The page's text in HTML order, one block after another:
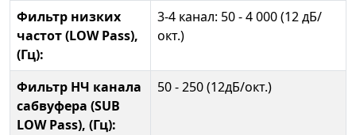
Фильтр низких
частот (LOW Pass),
(Гц):
3-4 канал: 50 - 4 000 (12 дБ/
окт.)
Фильтр НЧ канала
сабвуфера (SUB
LOW Pass), (Гц):
50 - 250 (12дБ/окт.)